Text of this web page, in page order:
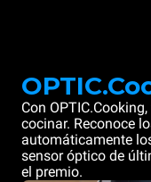
Con
cocinar. Reconoce
automáticamente
sensor óptico de
el premio.